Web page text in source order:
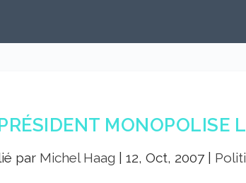
MONOPOLISE
par Michel Haag 12, Oct, 2007|